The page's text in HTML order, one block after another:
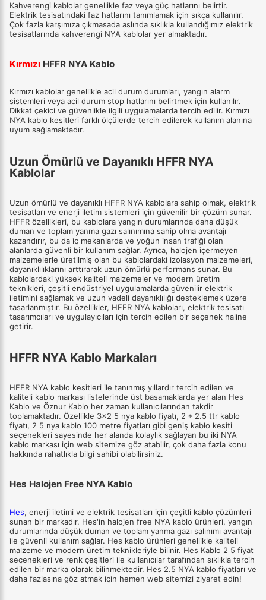
Kahverengi kablolar genellikle faz veya güç hatlarını belirtir.
Elektrik tesisatındaki faz hatlarını tanımlamak için sıkça kullanılır.
Çok fazla karşımıza çıkmasada aslında sıklıkla kullandığımız elektrik
tesisatlarında kahverengi NYA kablolar yer almaktadır.
Kırmızı HFFR NYA Kablo
Kırmızı kablolar genellikle acil durum durumları, yangın alarm
sistemleri veya acil durum stop hatlarını belirtmek için kullanılır.
Dikkat çekici ve güvenlikle ilgili uygulamalarda tercih edilir. Kırmızı
NYA kablo kesitleri farklı ölçülerde tercih edilerek kullanım alanına
uyum sağlamaktadır.
Uzun Ömürlü ve Dayanıklı HFFR NYA
Kablolar
Uzun ömürlü ve dayanıklı HFFR NYA kablolara sahip olmak, elektrik
tesisatları ve enerji iletim sistemleri için güvenilir bir çözüm sunar.
HFFR özellikleri, bu kablolara yangın durumlarında daha düşük
duman ve toplam yanma gazı salınımına sahip olma avantajı
kazandırır, bu da iç mekanlarda ve yoğun insan trafiği olan
alanlarda güvenli bir kullanım sağlar. Ayrıca, halojen içermeyen
malzemelerle üretilmiş olan bu kablolardaki izolasyon malzemeleri,
dayanıklılıklarını arttırarak uzun ömürlü performans sunar. Bu
kablolardaki yüksek kaliteli malzemeler ve modern üretim
teknikleri, çeşitli endüstriyel uygulamalarda güvenilir elektrik
iletimini sağlamak ve uzun vadeli dayanıklılığı desteklemek üzere
tasarlanmıştır. Bu özellikler, HFFR NYA kabloları, elektrik tesisatı
tasarımcıları ve uygulayıcıları için tercih edilen bir seçenek haline
getirir.
HFFR NYA Kablo Markaları
HFFR NYA kablo kesitleri ile tanınmış yıllardır tercih edilen ve
kaliteli kablo markası listelerinde üst basamaklarda yer alan Hes
Kablo ve Öznur Kablo her zaman kullanıcılarından takdir
toplamaktadır. Özellikle 3x2 5 nya kablo fiyatı, 2 * 2.5 ttr kablo
fiyatı, 2 5 nya kablo 100 metre fiyatları gibi geniş kablo kesiti
seçenekleri sayesinde her alanda kolaylık sağlayan bu iki NYA
kablo markası için web sitemize göz atabilir, çok daha fazla konu
hakkında rahatlıkla bilgi sahibi olabilirsiniz.
Hes Halojen Free NYA Kablo
Hes, enerji iletimi ve elektrik tesisatları için çeşitli kablo çözümleri
sunan bir markadır. Hes'in halojen free NYA kablo ürünleri, yangın
durumlarında düşük duman ve toplam yanma gazı salınımı avantajı
ile güvenli kullanım sağlar. Hes kablo ürünleri genellikle kaliteli
malzeme ve modern üretim teknikleriyle bilinir. Hes Kablo 2 5 fiyat
seçenekleri ve renk çeşitleri ile kullanıcılar tarafından sıklıkla tercih
edilen bir marka olarak bilinmektedir. Hes 2.5 NYA kablo fiyatları ve
daha fazlasına göz atmak için hemen web sitemizi ziyaret edin!